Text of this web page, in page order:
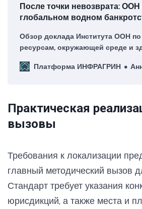
После точки невозврата:
глобальном водном
Обзор доклада Института ООН
ресурсам, окружающей среде и
пределами гидрологических
Платформа ИНФРАГРИН
Практическая
вызовы
Требования к локализации
главный методический вызов
Стандарт требует указания
юрисдикций, а также места и